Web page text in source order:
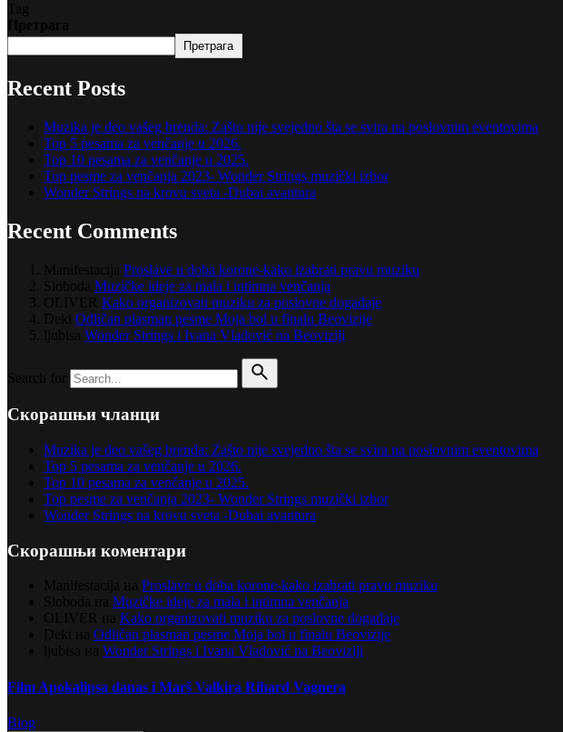
Претрага
Recent Posts
Muzika je deo vašeg brenda: Zašto nije svejedno šta se svira na poslovnim eventovima
Top 5 pesama za venčanje u 2026.
Top 10 pesama za venčanje u 2025.
Top pesme za venčanja 2023- Wonder Strings muzički izbor
Wonder Strings na krovu sveta -Dubai avantura
Recent Comments
Proslave u doba korone-kako izabrati pravu muziku
Muzičke ideje za mala i intimna venčanja
Kako organizovati muziku za poslovne događaje
Odličan plasman pesme Moja bol u finalu Beovizije
Wonder Strings i Ivana Vladović na Beoviziji
Скорашњи чланци
Muzika je deo vašeg brenda: Zašto nije svejedno šta se svira na poslovnim eventovima
Top 5 pesama za venčanje u 2026.
Top 10 pesama za venčanje u 2025.
Top pesme za venčanja 2023- Wonder Strings muzički izbor
Wonder Strings na krovu sveta -Dubai avantura
Скорашњи коментари
Proslave u doba korone-kako izabrati pravu muziku
Muzičke ideje za mala i intimna venčanja
Kako organizovati muziku za poslovne događaje
Odličan plasman pesme Moja bol u finalu Beovizije
Wonder Strings i Ivana Vladović na Beoviziji
Film Apokalipsa danas i Marš Valkira Rihard Vagnera
Blog